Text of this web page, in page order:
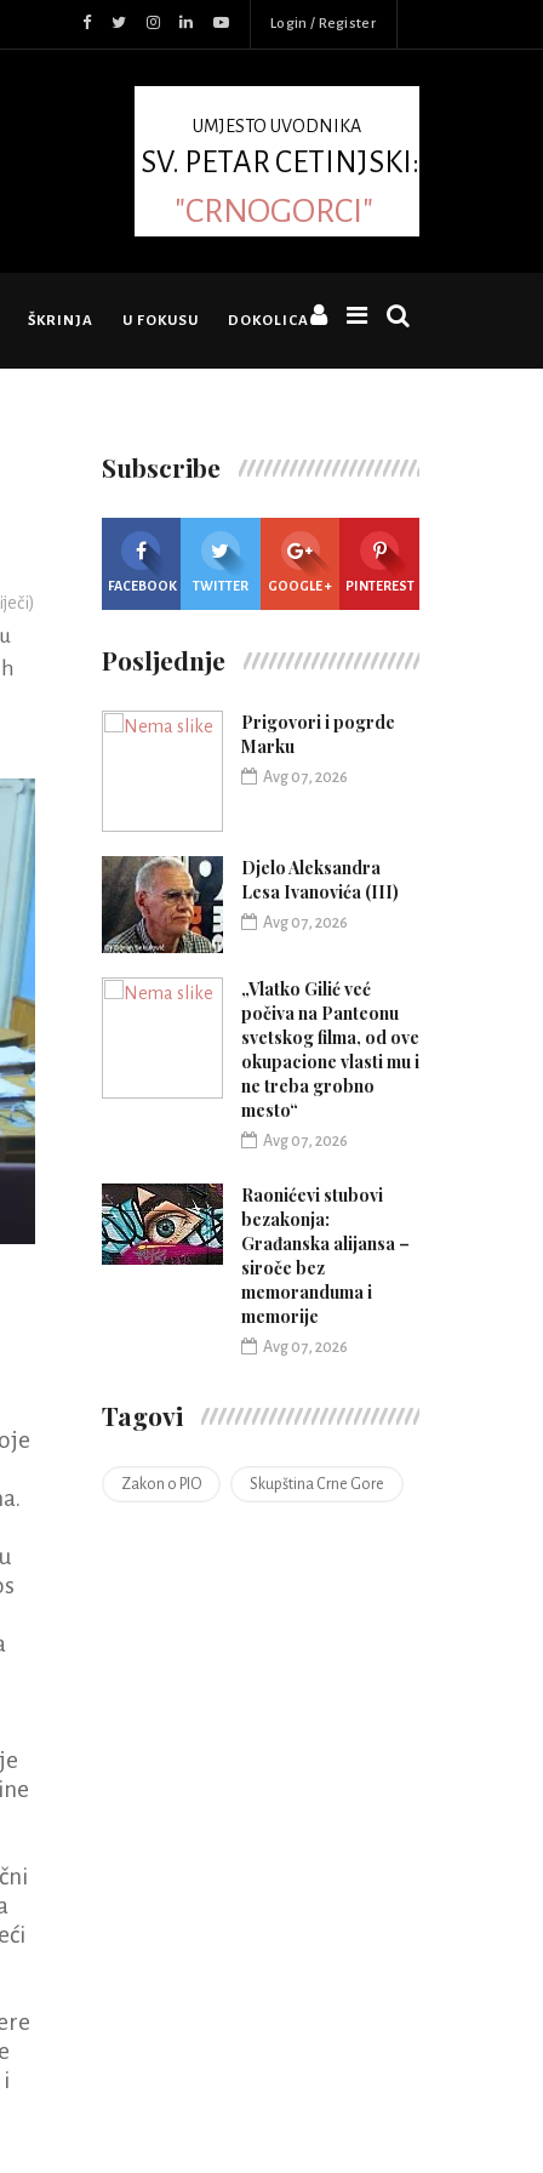
Login / Register
UMJESTO UVODNIKA
SV. PETAR CETINJSKI:
"CRNOGORCI"
ŠKRINJA U FOKUSU DOKOLICA
Subscribe
FACEBOOK TWITTER GOOGLE + PINTEREST
Posljednje
Prigovori i pogrde
Marku
Avg 07, 2026
Djelo Aleksandra
Lesa Ivanovića (III)
Avg 07, 2026
„Vlatko Gilić već
počiva na Panteonu
svetskog filma, od ove
okupacione vlasti mu i
ne treba grobno
mesto“
Avg 07, 2026
Raonićevi stubovi
bezakonja:
Građanska alijansa –
siroče bez
memoranduma i
memorije
Avg 07, 2026
Tagovi
Zakon o PIO Skupština Crne Gore